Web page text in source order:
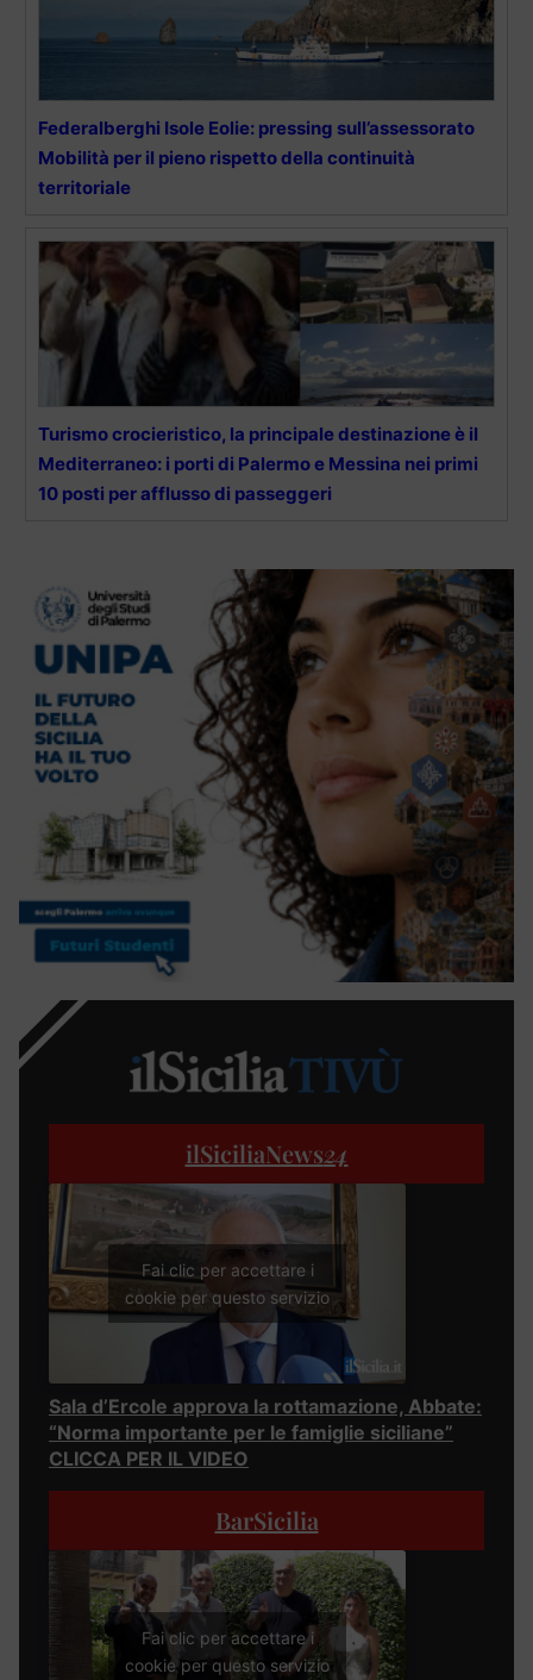
Federalberghi Isole Eolie: pressing sull’assessorato
Mobilità per il pieno rispetto della continuità
territoriale
Turismo crocieristico, la principale destinazione è il
Mediterraneo: i porti di Palermo e Messina nei primi
10 posti per afflusso di passeggeri
ilSiciliaNews24
Fai clic per accettare i
cookie per questo servizio
Sala d’Ercole approva la rottamazione, Abbate:
“Norma importante per le famiglie siciliane”
CLICCA PER IL VIDEO
BarSicilia
Fai clic per accettare i
cookie per questo servizio